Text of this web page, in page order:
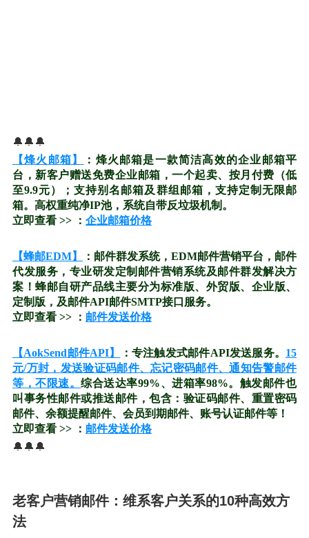
🔔🔔🔔
【烽火邮箱】
：烽火邮箱是一款简洁高效的企业邮箱平
台，新客户赠送免费企业邮箱，一个起卖、按月付费（低
至9.9元）；支持别名邮箱及群组邮箱，支持定制无限邮
箱。高权重纯净IP池，系统自带反垃圾机制。
立即查看 >> ： 企业邮箱价格
【蜂邮EDM】
：邮件群发系统，EDM邮件营销平台，邮件
代发服务，专业研发定制邮件营销系统及邮件群发解决方
案！蜂邮自研产品线主要分为标准版、外贸版、企业版、
定制版，及邮件API邮件SMTP接口服务。
立即查看 >> ： 邮件发送价格
【AokSend邮件API】 ：专注触发式邮件API发送服务。 15
元/万封，发送验证码邮件、忘记密码邮件、通知告警邮件
等，不限速。综合送达率99%、进箱率98%。触发邮件也
叫事务性邮件或推送邮件，包含：验证码邮件、重置密码
邮件、余额提醒邮件、会员到期邮件、账号认证邮件等！
立即查看 >> ： 邮件发送价格
🔔🔔🔔
老客户营销邮件：维系客户关系的10种高效方
法